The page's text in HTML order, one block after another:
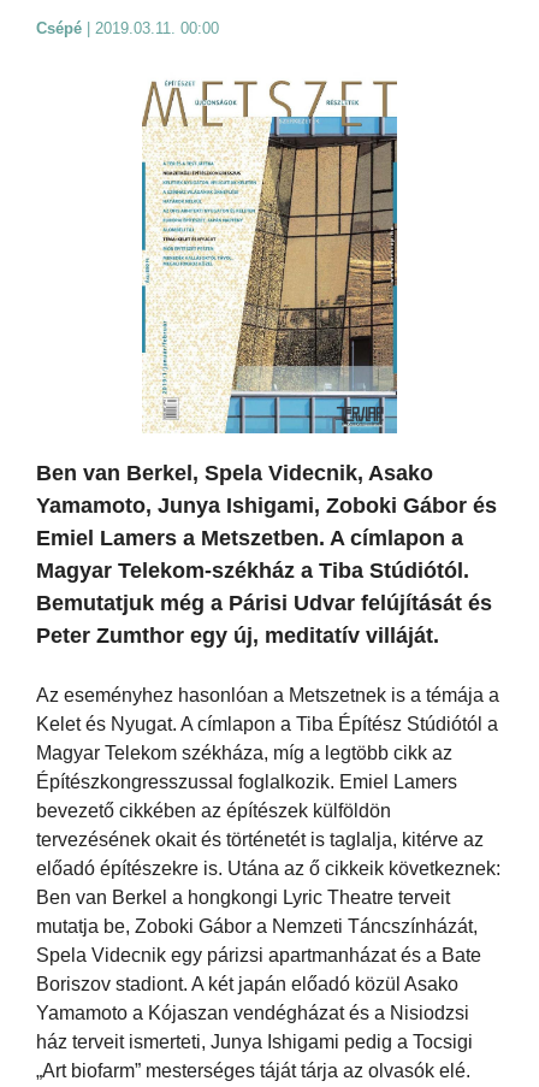
Csépé 2019.03.11. 00:00
Ben van Berkel, Spela Videcnik, Asako
Yamamoto, Junya Ishigami, Zoboki Gábor és
Emiel Lamers a Metszetben. A címlapon a
Magyar Telekom-székház a Tiba Stúdiótól.
Bemutatjuk még a Párisi Udvar felújítását és
Peter Zumthor egy új, meditatív villáját.
Az eseményhez hasonlóan a Metszetnek is a témája a
Kelet és Nyugat. A címlapon a Tiba Építész Stúdiótól a
Magyar Telekom székháza, míg a legtöbb cikk az
Építészkongresszussal foglalkozik. Emiel Lamers
bevezető cikkében az építészek külföldön
tervezésének okait és történetét is taglalja, kitérve az
előadó építészekre is. Utána az ő cikkeik következnek:
Ben van Berkel a hongkongi Lyric Theatre terveit
mutatja be, Zoboki Gábor a Nemzeti Táncszínházát,
Spela Videcnik egy párizsi apartmanházat és a Bate
Boriszov stadiont. A két japán előadó közül Asako
Yamamoto a Kójaszan vendégházat és a Nisiodzsi
ház terveit ismerteti, Junya Ishigami pedig a Tocsigi
„Art biofarm” mesterséges táját tárja az olvasók elé.